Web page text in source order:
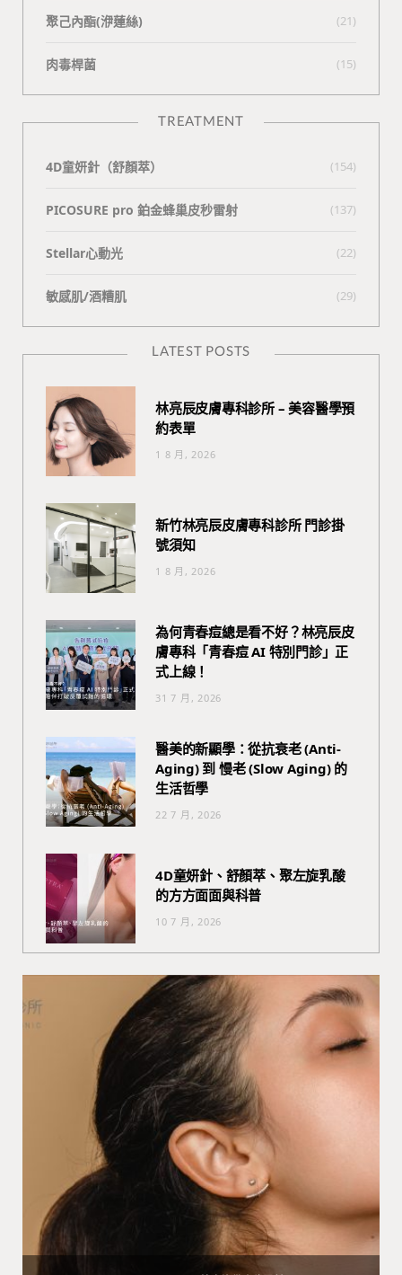
聚己內酯(洢蓮絲) (21)
肉毒桿菌 (15)
TREATMENT
4D童妍針（舒顏萃） (154)
PICOSURE pro 鉑金蜂巢皮秒雷射 (137)
Stellar心動光 (22)
敏感肌/酒糟肌 (29)
LATEST POSTS
林亮辰皮膚專科診所 – 美容醫學預
約表單
1 8 月, 2026
新竹林亮辰皮膚專科診所 門診掛
號須知
1 8 月, 2026
為何青春痘總是看不好？林亮辰皮
膚專科「青春痘 AI 特別門診」正
式上線！
31 7 月, 2026
醫美的新顯學：從抗衰老 (Anti-
Aging) 到 慢老 (Slow Aging) 的
生活哲學
22 7 月, 2026
4D童妍針、舒顏萃、聚左旋乳酸
的方方面面與科普
10 7 月, 2026